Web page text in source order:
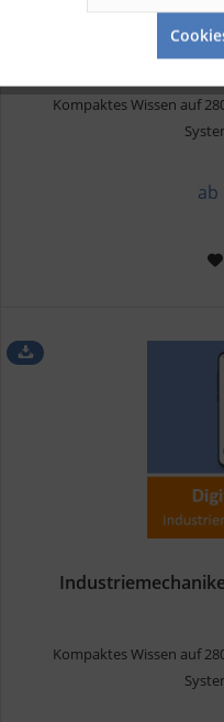
Kompaktes Wissen auf
ab
Kompaktes Wissen auf